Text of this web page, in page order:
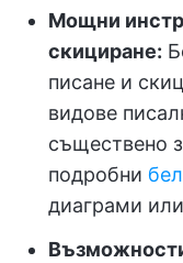
Мощни
скициране:
писане и
видове
съществено
подробни
диаграми